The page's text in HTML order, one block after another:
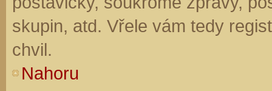
skupin, atd. Vřele vám tedy
chvil.
Nahoru